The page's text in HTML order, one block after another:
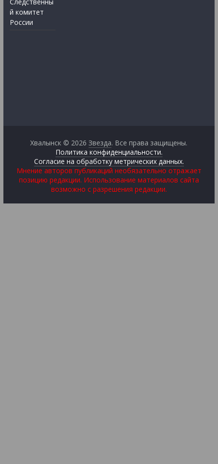
й комитет
России
Хвалынск © 2026Звезда. Все права защищены.
Политика конфиденциальности.
Согласие на обработку метрических данных.
Мнение авторов публикаций необязательно отражает
позицию редакции. Использование материалов сайта
возможно с разрешения редакции.